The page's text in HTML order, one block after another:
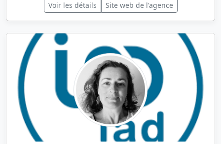
Voir les détails Site web de l'agence